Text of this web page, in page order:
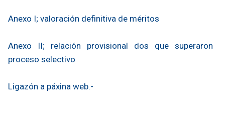
Anexo I; valoración definitiva de méritos
Anexo II; relación provisional dos que superaron
proceso selectivo
Ligazón a páxina web.-